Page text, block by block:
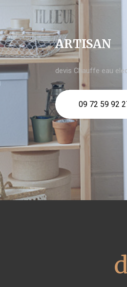
ARTISAN
devis Chauffe eau
09 72 59 92